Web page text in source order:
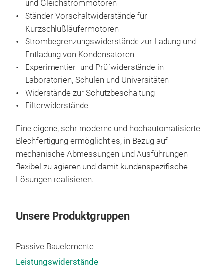
und Gleichstrommotoren
Ständer-Vorschaltwiderstände für
Kurzschlußläufermotoren
Strombegrenzungswiderstände zur Ladung und
Entladung von Kondensatoren
Experimentier- und Prüfwiderstände in
Laboratorien, Schulen und Universitäten
Widerstände zur Schutzbeschaltung
Filterwiderstände
Eine eigene, sehr moderne und hochautomatisierte
Blechfertigung ermöglicht es, in Bezug auf
mechanische Abmessungen und Ausführungen
flexibel zu agieren und damit kundenspezifische
Lösungen realisieren.
Unsere Produktgruppen
Passive Bauelemente
Leistungswiderstände